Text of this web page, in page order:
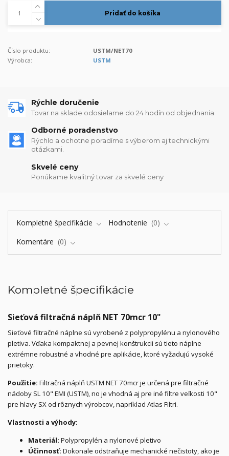
Pridať do košíka
Číslo produktu:
USTM/NET70
Výrobca:
USTM
Rýchle doručenie
Tovar na sklade odosielame do 24 hodín od objednania.
Odborné poradenstvo
Rýchlo a ochotne poradíme s výberom aj technickými
otázkami.
Skvelé ceny
Ponúkame kvalitný tovar za skvelé ceny
Kompletné špecifikácie Hodnotenie
0
Komentáre
0
Kompletné špecifikácie
Sieťová filtračná náplň NET 70mcr 10"
Sieťové filtračné náplne sú vyrobené z polypropylénu a nylonového
pletiva. Vďaka kompaktnej a pevnej konštrukcii sú tieto náplne
extrémne robustné a vhodné pre aplikácie, ktoré vyžadujú vysoké
prietoky.
Použitie: Filtračná náplň USTM NET 70mcr je určená pre filtračné
nádoby SL 10" EMI (USTM), no je vhodná aj pre iné filtre veľkosti 10"
pre hlavy SX od rôznych výrobcov, napríklad Atlas Filtri.
Vlastnosti a výhody:
Materiál: Polypropylén a nylonové pletivo
Účinnosť: Dokonale odstraňuje mechanické nečistoty, ako je